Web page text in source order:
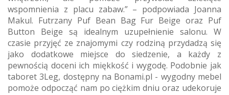
wspomnienia z placu zabaw.” – podpowiada Joanna
Makul. Futrzany Puf Bean Bag Fur Beige oraz Puf
Button Beige są idealnym uzupełnienie salonu. W
czasie przyjęć ze znajomymi czy rodziną przydadzą się
jako dodatkowe miejsce do siedzenie, a każdy z
pewnością doceni ich miękkość i wygodę. Podobnie jak
taboret 3Leg, dostępny na Bonami.pl - wygodny mebel
pomoże odpocząć nam po ciężkim dniu oraz udekoruje